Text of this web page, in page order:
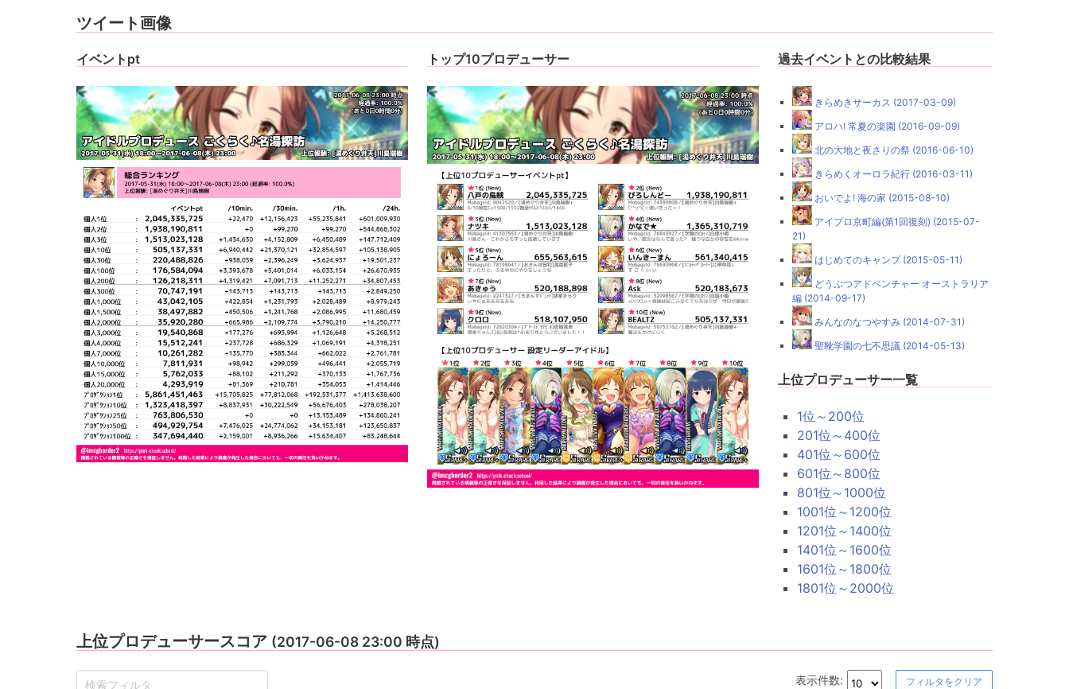
2017-06-08 19:40
ツイート画像
イベントpt トップ10プロデューサー 過去イベントとの比較結果
きらめきサーカス (2017-03-09)
アロハ! 常夏の楽園 (2016-09-09)
北の大地と夜さりの祭 (2016-06-10)
きらめくオーロラ紀行 (2016-03-11)
おいでよ! 海の家 (2015-08-10)
アイプロ京町編(第1回復刻) (2015-07-
21)
はじめてのキャンプ (2015-05-11)
どうぶつアドベンチャー オーストラリア
編 (2014-09-17)
みんなのなつやすみ (2014-07-31)
聖靴学園の七不思議 (2014-05-13)
上位プロデューサー一覧
1位～200位
201位～400位
401位～600位
601位～800位
801位～1000位
1001位～1200位
1201位～1400位
1401位～1600位
1601位～1800位
1801位～2000位
上位プロデューサースコア (2017-06-08 23:00 時点)
表示件数: フィルタをクリア